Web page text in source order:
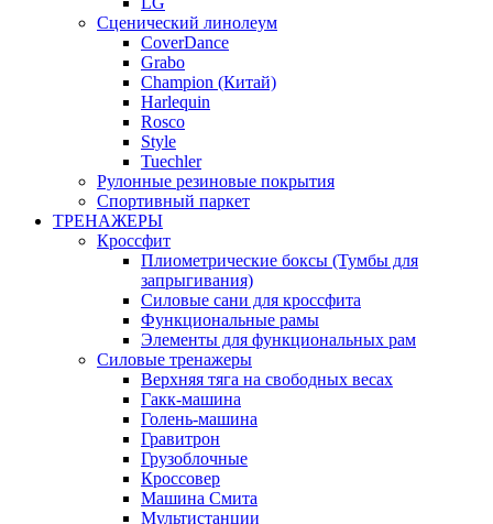
Сценический линолеум
CoverDance
Grabo
Champion (Китай)
Harlequin
Rosco
Style
Tuechler
Рулонные резиновые покрытия
Спортивный паркет
ТРЕНАЖЕРЫ
Кроссфит
Плиометрические боксы (Тумбы для
запрыгивания)
Силовые сани для кроссфита
Функциональные рамы
Элементы для функциональных рам
Силовые тренажеры
Верхняя тяга на свободных весах
Гакк-машина
Голень-машина
Гравитрон
Грузоблочные
Кроссовер
Машина Смита
Мультистанции